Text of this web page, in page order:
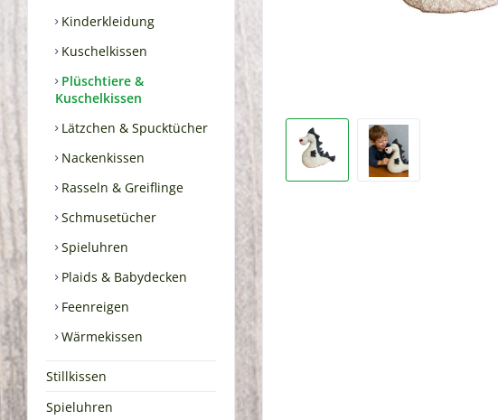
Kinderkleidung
Kuschelkissen
Plüschtiere &
Kuschelkissen
Lätzchen & Spucktücher
Nackenkissen
Rasseln & Greiflinge
Schmusetücher
Spieluhren
Plaids & Babydecken
Feenreigen
Wärmekissen
Stillkissen
Spieluhren